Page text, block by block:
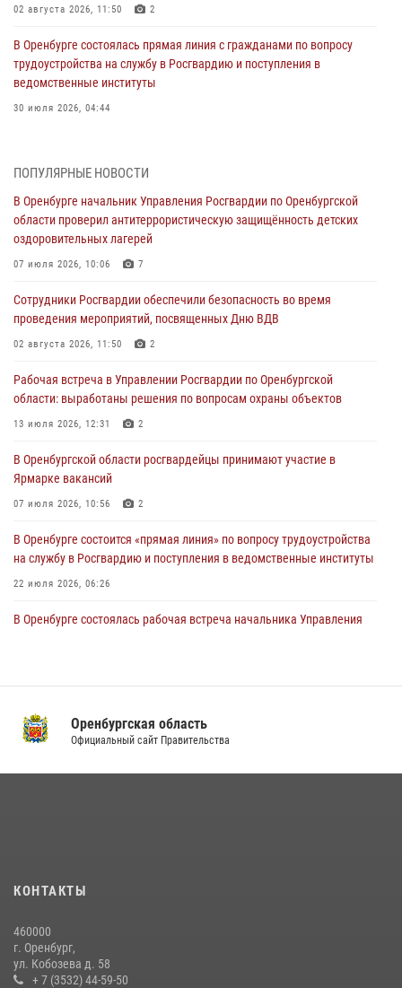
02 августа 2026, 11:50 2
В Оренбурге состоялась прямая линия с гражданами по вопросу
трудоустройства на службу в Росгвардию и поступления в
ведомственные институты
30 июля 2026, 04:44
28 июля 2026, 09:41 1
Росгвардейцы обеспечили правопорядок на праздновании Дня
ВМФ в Оренбурге
27 июля 2026, 14:36 2
жизненной ситуации (ВИДЕО)
26 июля 2026, 14:45
образовательных учреждений к новому учебному году
24 июля 2026, 12:25
проведён рейд по строительным объектам
23 июля 2026, 10:47
ПОПУЛЯРНЫЕ НОВОСТИ
В Оренбурге начальник Управления Росгвардии по Оренбургской
области проверил антитеррористическую защищённость детских
оздоровительных лагерей
07 июля 2026, 10:06 7
Сотрудники Росгвардии обеспечили безопасность во время
проведения мероприятий, посвященных Дню ВДВ
02 августа 2026, 11:50 2
Рабочая встреча в Управлении Росгвардии по Оренбургской
области: выработаны решения по вопросам охраны объектов
13 июля 2026, 12:31 2
В Оренбургской области росгвардейцы принимают участие в
Ярмарке вакансий
07 июля 2026, 10:56 2
В Оренбурге состоится «прямая линия» по вопросу трудоустройства
на службу в Росгвардию и поступления в ведомственные институты
22 июля 2026, 06:26
В Оренбурге состоялась рабочая встреча начальника Управления
Росгвардейцы Оренбургской области проверили готовность детских
образовательных учреждений к новому учебному году
День образования финансово-экономической службы Росгвардии
06 июля 2026, 14:45
Оренбургская область
Официальный сайт Правительства
КОНТАКТЫ
460000
г. Оренбург,
ул. Кобозева д. 58
+ 7 (3532) 44-59-50